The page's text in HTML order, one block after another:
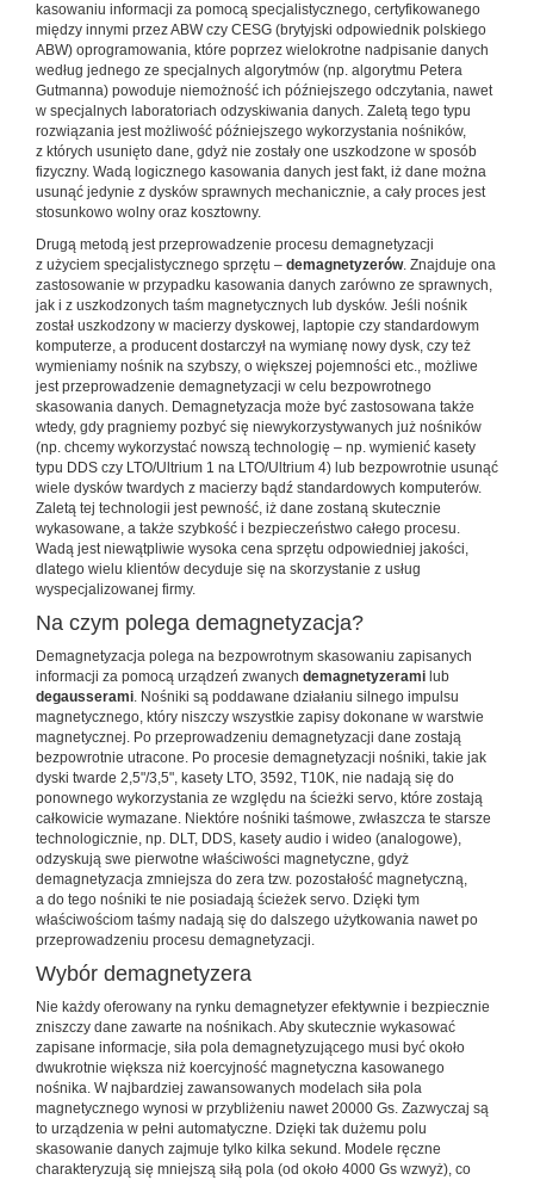
kasowaniu informacji za pomocą specjalistycznego, certyfikowanego
między innymi przez ABW czy CESG (brytyjski odpowiednik polskiego
ABW) oprogramowania, które poprzez wielokrotne nadpisanie danych
według jednego ze specjalnych algorytmów (np. algorytmu Petera
Gutmanna) powoduje niemożność ich późniejszego odczytania, nawet
w specjalnych laboratoriach odzyskiwania danych. Zaletą tego typu
rozwiązania jest możliwość późniejszego wykorzystania nośników,
z których usunięto dane, gdyż nie zostały one uszkodzone w sposób
fizyczny. Wadą logicznego kasowania danych jest fakt, iż dane można
usunąć jedynie z dysków sprawnych mechanicznie, a cały proces jest
stosunkowo wolny oraz kosztowny.
Drugą metodą jest przeprowadzenie procesu demagnetyzacji
z użyciem specjalistycznego sprzętu – demagnetyzerów. Znajduje ona
zastosowanie w przypadku kasowania danych zarówno ze sprawnych,
jak i z uszkodzonych taśm magnetycznych lub dysków. Jeśli nośnik
został uszkodzony w macierzy dyskowej, laptopie czy standardowym
komputerze, a producent dostarczył na wymianę nowy dysk, czy też
wymieniamy nośnik na szybszy, o większej pojemności etc., możliwe
jest przeprowadzenie demagnetyzacji w celu bezpowrotnego
skasowania danych. Demagnetyzacja może być zastosowana także
wtedy, gdy pragniemy pozbyć się niewykorzystywanych już nośników
(np. chcemy wykorzystać nowszą technologię – np. wymienić kasety
typu DDS czy LTO/Ultrium 1 na LTO/Ultrium 4) lub bezpowrotnie usunąć
wiele dysków twardych z macierzy bądź standardowych komputerów.
Zaletą tej technologii jest pewność, iż dane zostaną skutecznie
wykasowane, a także szybkość i bezpieczeństwo całego procesu.
Wadą jest niewątpliwie wysoka cena sprzętu odpowiedniej jakości,
dlatego wielu klientów decyduje się na skorzystanie z usług
wyspecjalizowanej firmy.
Na czym polega demagnetyzacja?
Demagnetyzacja polega na bezpowrotnym skasowaniu zapisanych
informacji za pomocą urządzeń zwanych ­demagnetyzerami lub
degausserami. Nośniki są poddawane działaniu silnego impulsu
magnetycznego, który niszczy wszystkie zapisy dokonane w warstwie
magnetycznej. Po przeprowadzeniu demagnetyzacji dane zostają
bezpowrotnie utracone. Po procesie demagnetyzacji nośniki, takie jak
dyski twarde 2,5"/3,5", kasety LTO, 3592, T10K, nie nadają się do
ponownego wykorzystania ze względu na ścieżki servo, które zostają
całkowicie wymazane. Niektóre nośniki taśmowe, zwłaszcza te starsze
technologicznie, np. DLT, DDS, kasety audio i wideo (analogowe),
odzyskują swe pierwotne właściwości magnetyczne, gdyż
demagnetyzacja zmniejsza do zera tzw. pozostałość magnetyczną,
a do tego nośniki te nie posiadają ścieżek servo. Dzięki tym
właściwościom taśmy nadają się do dalszego użytkowania nawet po
przeprowadzeniu procesu demagnetyzacji.
Wybór demagnetyzera
Nie każdy oferowany na rynku demagnetyzer efektywnie i bezpiecznie
zniszczy dane zawarte na nośnikach. Aby skutecznie wykasować
zapisane informacje, siła pola demagnetyzującego musi być około
dwukrotnie większa niż koercyjność magnetyczna kasowanego
nośnika. W najbardziej zawansowanych modelach siła pola
magnetycznego wynosi w przybliżeniu nawet 20000 Gs. Zazwyczaj są
to urządzenia w pełni automatyczne. Dzięki tak dużemu polu
skasowanie danych zajmuje tylko kilka sekund. Modele ręczne
charakteryzują się mniejszą siłą pola (od około 4000 Gs wzwyż), co